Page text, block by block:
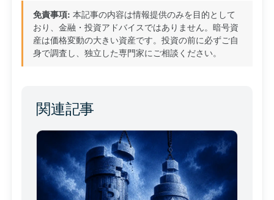
免責事項: 本記事の内容は情報提供のみを目的として
おり、金融・投資アドバイスではありません。暗号資
産は価格変動の大きい資産です。投資の前に必ずご自
身で調査し、独立した専門家にご相談ください。
関連記事